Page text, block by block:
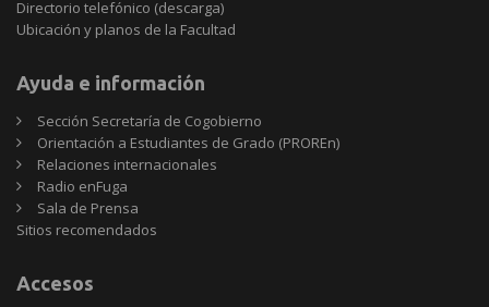
Directorio telefónico (descarga)
Ubicación y planos de la Facultad
Ayuda e información
Sección Secretaría de Cogobierno
Orientación a Estudiantes de Grado (PROREn)
Relaciones internacionales
Radio enFuga
Sala de Prensa
Sitios
Sitios recomendados
Accesos